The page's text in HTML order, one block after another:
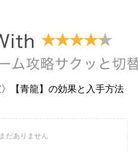
【青龍】の効果と入手方法